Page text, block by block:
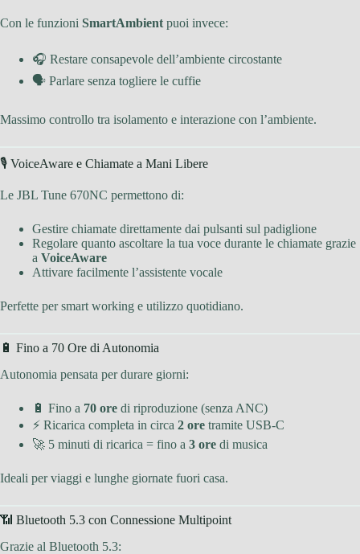
Con le funzioni SmartAmbientpuoi invece:
🎧 Restare consapevole dell’ambiente circostante
🗣 Parlare senza togliere le cuffie
Massimo controllo tra isolamento e interazione con l’ambiente.
🎙 VoiceAware e Chiamate a Mani Libere
Le JBL Tune 670NC permettono di:
Gestire chiamate direttamente dai pulsanti sul padiglione
Regolare quanto ascoltare la tua voce durante le chiamate grazie
a VoiceAware
Attivare facilmente l’assistente vocale
Perfette per smart working e utilizzo quotidiano.
🔋 Fino a 70 Ore di Autonomia
Autonomia pensata per durare giorni:
🔋 Fino a 70 ore di riproduzione (senza ANC)
⚡ Ricarica completa in circa 2 ore tramite USB-C
🚀 5 minuti di ricarica = fino a 3 ore di musica
Ideali per viaggi e lunghe giornate fuori casa.
📶 Bluetooth 5.3 con Connessione Multipoint
Grazie al Bluetooth 5.3: